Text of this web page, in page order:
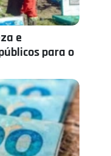
e
para o